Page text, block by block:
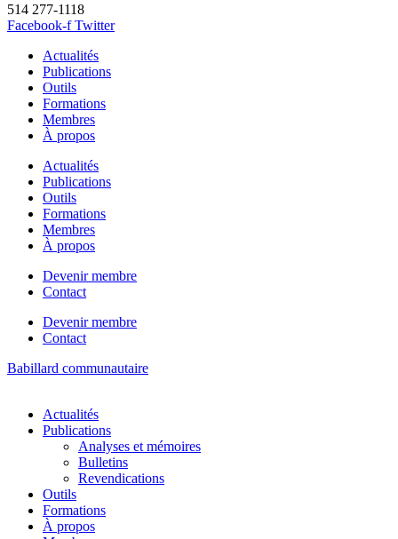
514 277-1118
Facebook-f Twitter
Actualités
Publications
Outils
Formations
Membres
À propos
Actualités
Publications
Outils
Formations
Membres
À propos
Devenir membre
Contact
Devenir membre
Contact
Babillard communautaire
Actualités
Publications
Analyses et mémoires
Bulletins
Revendications
Outils
Formations
À propos